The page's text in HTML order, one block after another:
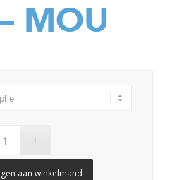
MOU
aan winkelmand